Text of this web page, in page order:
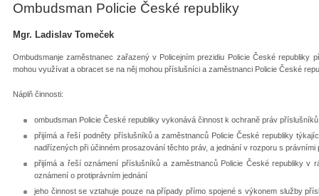
Ombudsman Policie České republiky
Mgr. Ladislav Tomeček
Ombudsmanje zaměstnanec zařazený v Policejním prezidiu Policie České republiky
mohou využívat a obracet se na něj mohou příslušníci a zaměstnanci Policie České
Náplň činnosti:
ombudsman Policie České republiky vykonává činnost k ochraně práv
přijímá a řeší podněty příslušníků a zaměstnanců Policie České republiky
nadřízených při účinném prosazování těchto práv, a jednání v rozporu s právními
přijímá a řeší oznámení příslušníků a zaměstnanců Policie České republiky v
oznámení o protiprávním jednání
jeho činnost se vztahuje pouze na případy přímo spojené s výkonem služby